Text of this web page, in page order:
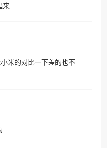
来
米的对比一下差的也不